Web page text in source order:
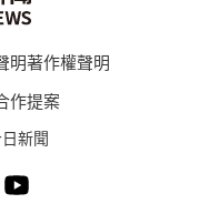
明著作權聲明
作提案
新聞